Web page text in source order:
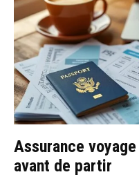
Assurance
avant de partir